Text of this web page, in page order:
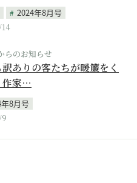
2024年8月号
らのお知らせ
ありの客たちが暖簾をく
作家…
8月号